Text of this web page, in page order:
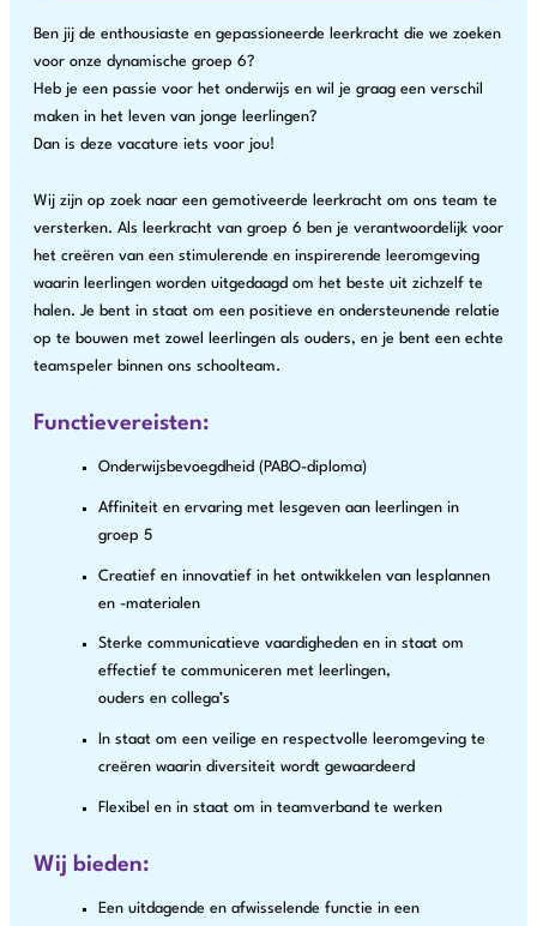
Ben jij de enthousiaste en gepassioneerde leerkracht die we zoeken
voor onze dynamische groep 6?
Heb je een passie voor het onderwijs en wil je graag een verschil
maken in het leven van jonge leerlingen?
Dan is deze vacature iets voor jou!
Wij zijn op zoek naar een gemotiveerde leerkracht om ons team te
versterken. Als leerkracht van groep 6 ben je verantwoordelijk voor
het creëren van een stimulerende en inspirerende leeromgeving
waarin leerlingen worden uitgedaagd om het beste uit zichzelf te
halen. Je bent in staat om een positieve en ondersteunende relatie
op te bouwen met zowel leerlingen als ouders, en je bent een echte
teamspeler binnen ons schoolteam.
Functievereisten:
Onderwijsbevoegdheid (PABO-diploma)
Affiniteit en ervaring met lesgeven aan leerlingen in
groep 5
Creatief en innovatief in het ontwikkelen van lesplannen
en -materialen
Sterke communicatieve vaardigheden en in staat om
effectief te communiceren met leerlingen,
ouders en collega’s
In staat om een veilige en respectvolle leeromgeving te
creëren waarin diversiteit wordt gewaardeerd
Flexibel en in staat om in teamverband te werken
Wij bieden:
Een uitdagende en afwisselende functie in een